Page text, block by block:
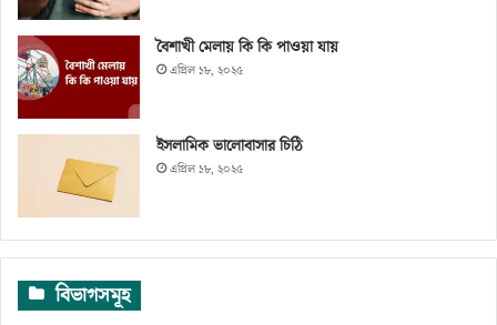
বৈশাখী মেলায় কি কি পাওয়া যায়
এপ্রিল ১৮, ২০২৫
ইসলামিক ভালোবাসার চিঠি
এপ্রিল ১৮, ২০২৫
বিভাগসমূহ